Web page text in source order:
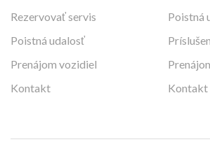
Rezervovať servis
Poistná udalosť
Prenájom vozidiel
Kontakt
Poistná
Kontakt